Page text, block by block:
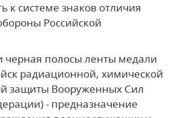
к системе знаков отличия
Российской
черная полосы ленты медали
радиационной, химической
защиты Вооруженных Сил
- предназначение